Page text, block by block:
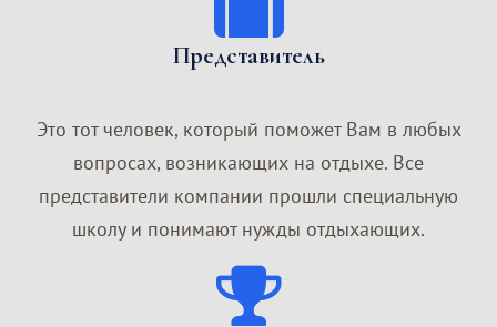
Представитель
Это тот человек, который поможет Вам в любых
вопросах, возникающих на отдыхе. Все
представители компании прошли специальную
школу и понимают нужды отдыхающих.